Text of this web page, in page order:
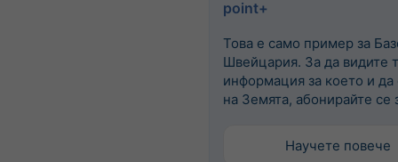
point+
Това е само пример за
Швейцария. За да видите
информация за което и да
на Земята, абонирайте се
Научете повече